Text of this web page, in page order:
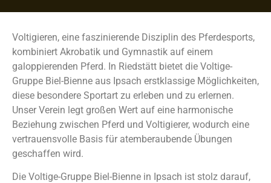
Voltigieren, eine faszinierende Disziplin des Pferdesports,
kombiniert Akrobatik und Gymnastik auf einem
galoppierenden Pferd. In Riedstätt bietet die Voltige-
Gruppe Biel-Bienne aus Ipsach erstklassige Möglichkeiten,
diese besondere Sportart zu erleben und zu erlernen.
Unser Verein legt großen Wert auf eine harmonische
Beziehung zwischen Pferd und Voltigierer, wodurch eine
vertrauensvolle Basis für atemberaubende Übungen
geschaffen wird.
Die Voltige-Gruppe Biel-Bienne in Ipsach ist stolz darauf,